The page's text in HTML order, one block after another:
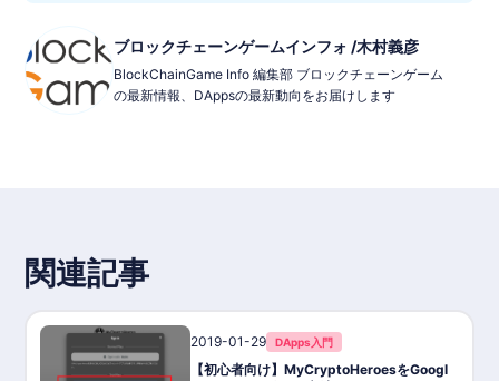
ブロックチェーンゲームインフォ /木村義彦
BlockChainGame Info 編集部 ブロックチェーンゲーム
の最新情報、DAppsの最新動向をお届けします
関連記事
2019-01-29 DApps入門
【初心者向け】MyCryptoHeroesをGoogl